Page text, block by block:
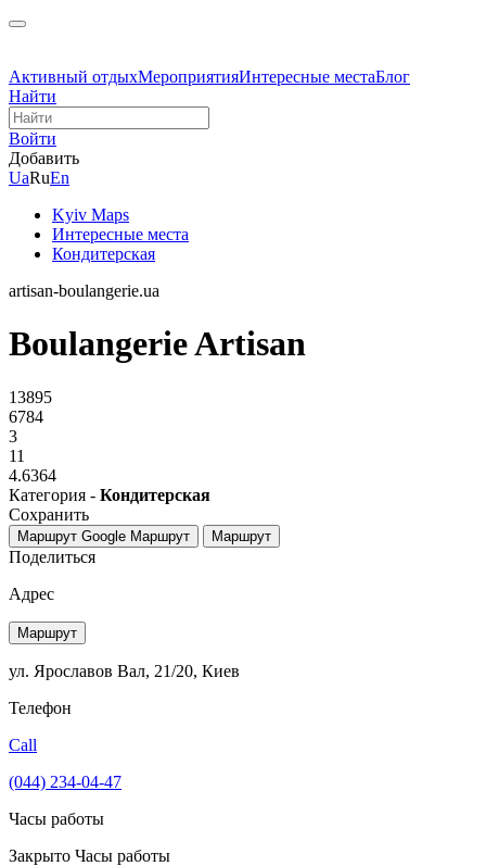
Активный отдыхМероприятияИнтересные местаБлог
Найти
Войти
Добавить
UaRuEn
Kyiv Maps
Интересные места
Кондитерская
artisan-boulangerie.ua
Boulangerie Artisan
13895
6784
3
11
4.6364
Категория - Кондитерская
Сохранить
Маршрут Google Маршрут Маршрут
Поделиться
Адрес
Маршрут
ул. Ярославов Вал, 21/20, Киев
Телефон
Call
(044) 234-04-47
Часы работы
Закрыто Часы работы